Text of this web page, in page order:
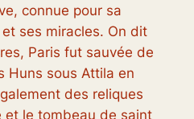
connue pour sa
ses miracles. On dit
Paris fut sauvée de
Huns sous Attila en
des reliques
et le tombeau de saint